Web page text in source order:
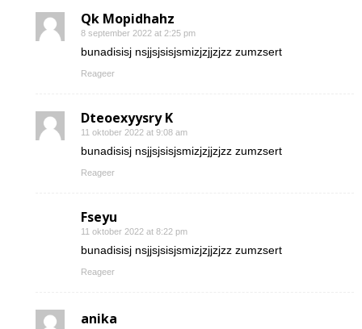
Qk Mopidhahz
8 september 2022 at 2:25 pm
bunadisisj nsjjsjsisjsmizjzjjzjzz zumzsert
Reageer
Dteoexyysry K
11 oktober 2022 at 9:08 am
bunadisisj nsjjsjsisjsmizjzjjzjzz zumzsert
Reageer
Fseyu
11 oktober 2022 at 8:22 pm
bunadisisj nsjjsjsisjsmizjzjjzjzz zumzsert
Reageer
anika